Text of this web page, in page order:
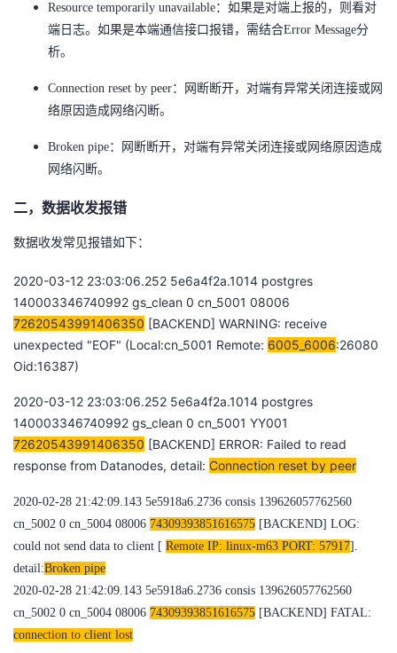
Resource temporarily unavailable：如果是对端上报的，则看对
端日志。如果是本端通信接口报错，需结合Error Message分
析。
Connection reset by peer：网断断开，对端有异常关闭连接或网
络原因造成网络闪断。
Broken pipe：
网断断开，对端有异常关闭连接或网络原因造成
网络闪断。
二，数据收发报错
数据收发常见报错如下：
2020-03-12 23:03:06.252 5e6a4f2a.1014 postgres
140003346740992 gs_clean 0 cn_5001 08006
72620543991406350 [BACKEND] WARNING: receive
unexpected "EOF" (Local:cn_5001 Remote: 6005_6006:26080
Oid:16387)
2020-03-12 23:03:06.252 5e6a4f2a.1014 postgres
140003346740992 gs_clean 0 cn_5001 YY001
72620543991406350 [BACKEND] ERROR: Failed to read
response from Datanodes, detail: Connection reset by peer
2020-02-28 21:42:09.143 5e5918a6.2736 consis 139626057762560
cn_5002 0 cn_5004 08006 74309393851616575 [BACKEND] LOG:
could not send data to client [ Remote IP: linux-m63 PORT: 57917].
detail:Broken pipe
2020-02-28 21:42:09.143 5e5918a6.2736 consis 139626057762560
cn_5002 0 cn_5004 08006 74309393851616575 [BACKEND] FATAL:
connection to client lost